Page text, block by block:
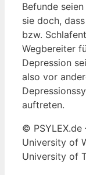
Befunde
sie doch,
bzw.
Wegbereiter
Depression
also vor
auftreten.
© PSYLEX.de
University of
University of